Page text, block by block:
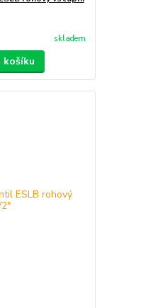
skladem
košíku